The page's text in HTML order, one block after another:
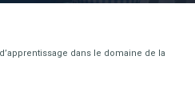
dans le domaine de la